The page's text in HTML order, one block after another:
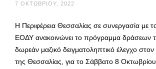
7 ΟΚΤΩΒΡΊΟΥ, 2022
Η Περιφέρεια Θεσσαλίας σε συνεργασία με
ΕΟΔΥ ανακοινώνει το πρόγραμμα
δωρεάν μαζικό δειγματοληπτικό έλεγχο
της Θεσσαλίας, για το Σάββατο 8